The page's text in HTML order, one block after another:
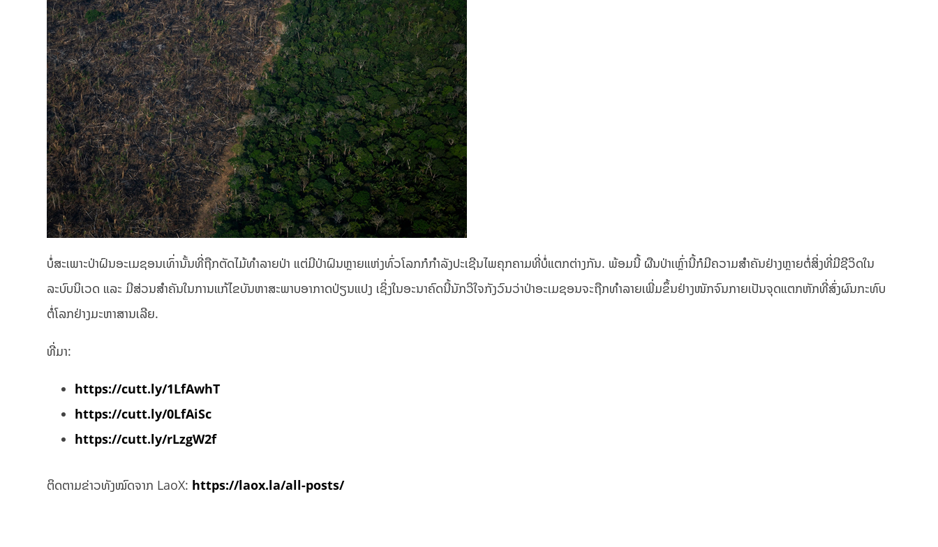
ບໍ່ສະເພາະປ່າຝົນອະເມຊອນເທົ່ານັ້ນທີ່ຖືກຕັດໄມ້ທຳລາຍປ່າ ແຕ່ມີປ່າຝົນຫຼາຍແຫ່ງທົ່ວໂລກກໍກໍາລັງປະເຊີນໄພຄຸກຄາມທີ່ບໍ່ແຕກຕ່າງກັນ. ພ້ອມນີ້ ຜືນປ່າເຫຼົ່ານີ້ກໍມີຄວາມສໍາຄັນຢ່າງຫຼາຍຕໍ່ສິ່ງທີ່ມີຊີວິດໃນ
ລະບົບນິເວດ ແລະ ມີສ່ວນສຳຄັນໃນການແກ້ໄຂບັນຫາສະພາບອາກາດປ່ຽນແປງ ເຊິ່ງໃນອະນາຄົດນີ້ນັກວິໃຈກັງວົນວ່າປ່າອະເມຊອນຈະຖືກທຳລາຍເພີ່ມຂຶ້ນຢ່າງໜັກຈົນກາຍເປັນຈຸດແຕກຫັກທີ່ສົ່ງຜົນກະທົບ
ຕໍ່ໂລກຢ່າງມະຫາສານເລີຍ.
ທີ່ມາ:
https://cutt.ly/1LfAwhT
https://cutt.ly/0LfAiSc
https://cutt.ly/rLzgW2f
ຕິດຕາມຂ່າວທັງໝົດຈາກ LaoX: https://laox.la/all-posts/